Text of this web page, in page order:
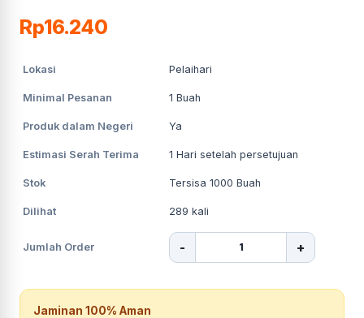
Rp16.240
Lokasi Pelaihari
Minimal Pesanan 1 Buah
Produk dalam Negeri Ya
Estimasi Serah Terima 1 Hari setelah persetujuan
Stok Tersisa 1000 Buah
Dilihat 289 kali
Jumlah Order - +
Jaminan 100% Aman